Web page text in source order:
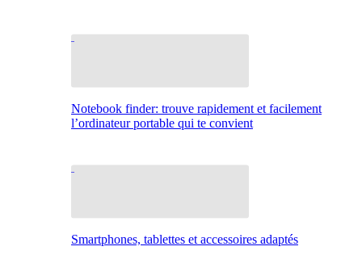
Notebook finder: trouve rapidement et facilement
l’ordinateur portable qui te convient
Smartphones, tablettes et accessoires adaptés